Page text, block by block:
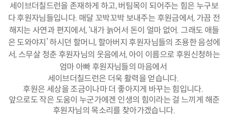
세이브더칠드런을 존재하게 하고, 버팀목이 되어주는 힘은 누구보
다 후원자님들입니다. 매달 꼬박꼬박 보내주는 후원금에서, 가끔 전
해지는 사연과 편지에서, ‘내가 늙어서 돈이 얼마 없어. 그래도 애들
은 도와야지’ 하시던 할머니, 할아버지 후원자님들의 조용한 음성에
서, 스무살 청춘 후원자님의 웃음에서, 아이 이름으로 후원신청하는
엄마 아빠 후원자님들의 마음에서
세이브더칠드런은 더욱 활력을 얻습니다.
후원은 세상을 조금이나마 더 좋아지게 바꾸는 힘입니다.
앞으로도 작은 도움이 누군가에겐 인생의 힘이라는 걸 느끼게 해준
후원자님의 목소리를 찾아가겠습니다.